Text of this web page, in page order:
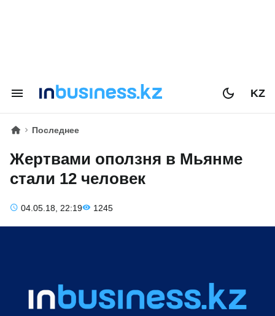
KZ
Последнее
Жертвами оползня в Мьянме
стали 12 человек
04.05.18, 22:19 1245